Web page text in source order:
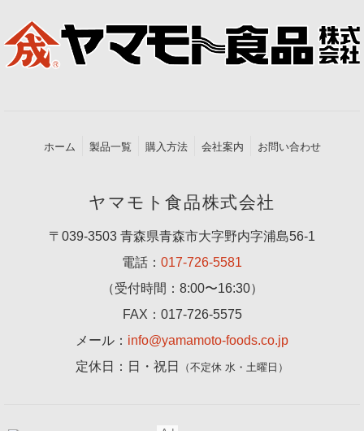
ホーム 製品一覧 購入方法 会社案内 お問い合わせ
ヤマモト食品株式会社
〒039-3503 青森県青森市大字野内字浦島56-1
電話： 017-726-5581
（受付時間：8:00〜16:30）
FAX：017-726-5575
メール： info@yamamoto-foods.co.jp
定休日：日・祝日
（不定休 水・土曜日）